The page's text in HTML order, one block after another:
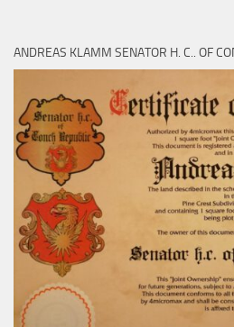
ANDREAS KLAMM SENATOR H. C.. OF